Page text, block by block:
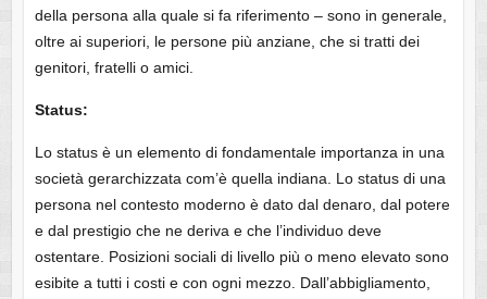
della persona alla quale si fa riferimento – sono in generale,
oltre ai superiori, le persone più anziane, che si tratti dei
genitori, fratelli o amici.
Status:
Lo status è un elemento di fondamentale importanza in una
società gerarchizzata com’è quella indiana. Lo status di una
persona nel contesto moderno è dato dal denaro, dal potere
e dal prestigio che ne deriva e che l’individuo deve
ostentare. Posizioni sociali di livello più o meno elevato sono
esibite a tutti i costi e con ogni mezzo. Dall’abbigliamento,